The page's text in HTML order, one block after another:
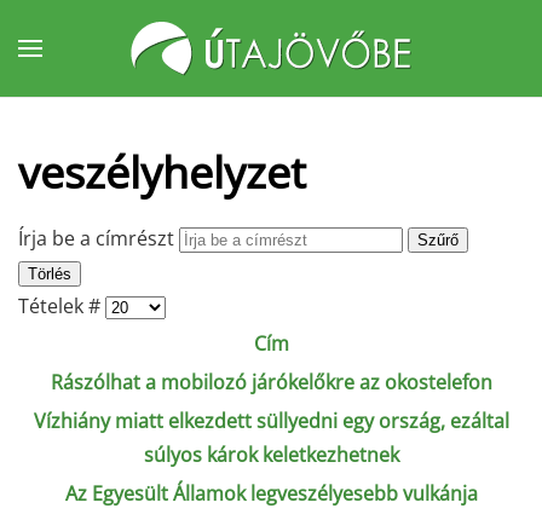
Fő tartalom átugrása
veszélyhelyzet
Írja be a címrészt
Szűrő
Törlés
Tételek #
Cím
Rászólhat a mobilozó járókelőkre az okostelefon
Vízhiány miatt elkezdett süllyedni egy ország, ezáltal
súlyos károk keletkezhetnek
Az Egyesült Államok legveszélyesebb vulkánja